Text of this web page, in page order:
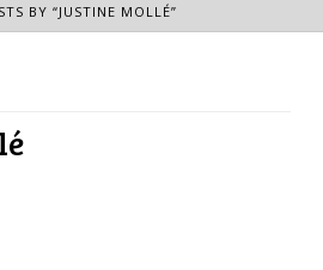
BY “JUSTINE MOLLÉ”